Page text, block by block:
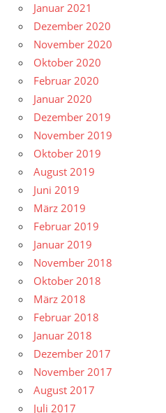
Januar 2021
Dezember 2020
November 2020
Oktober 2020
Februar 2020
Januar 2020
Dezember 2019
November 2019
Oktober 2019
August 2019
Juni 2019
März 2019
Februar 2019
Januar 2019
November 2018
Oktober 2018
März 2018
Februar 2018
Januar 2018
Dezember 2017
November 2017
August 2017
Juli 2017